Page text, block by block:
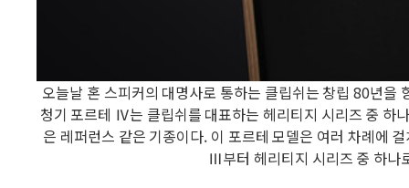
오늘날 혼 스피커의 대명사로 통하는 클립쉬는 창립 80년을
청기 포르테 Ⅳ는 클립쉬를 대표하는 헤리티지 시리즈 중 하
은 레퍼런스 같은 기종이다. 이 포르테 모델은 여러 차례에
Ⅲ부터 헤리티지 시리즈 중 하나